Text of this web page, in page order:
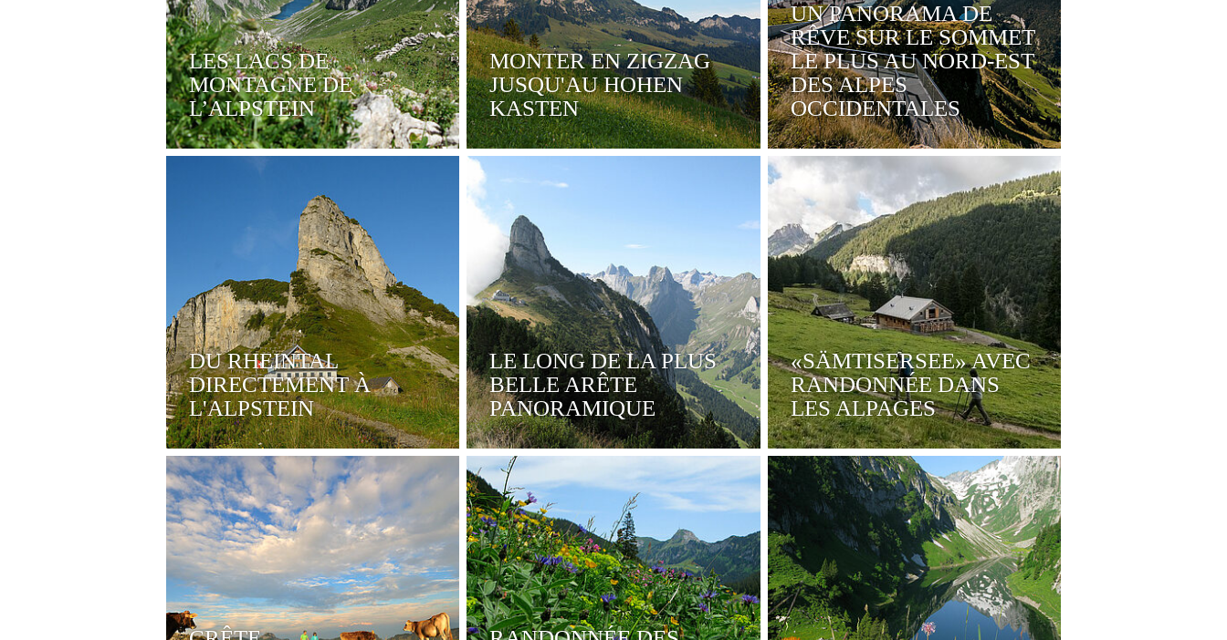
LES LACS DE
MONTAGNE DE
L’ALPSTEIN
MONTER EN ZIGZAG
JUSQU'AU HOHEN
KASTEN
UN PANORAMA DE
RÊVE SUR LE SOMMET
LE PLUS AU NORD-EST
DES ALPES
OCCIDENTALES
DU RHEINTAL
DIRECTEMENT À
L'ALPSTEIN
LE LONG DE LA PLUS
BELLE ARÊTE
PANORAMIQUE
«SÄMTISERSEE» AVEC
RANDONNÉE DANS
LES ALPAGES